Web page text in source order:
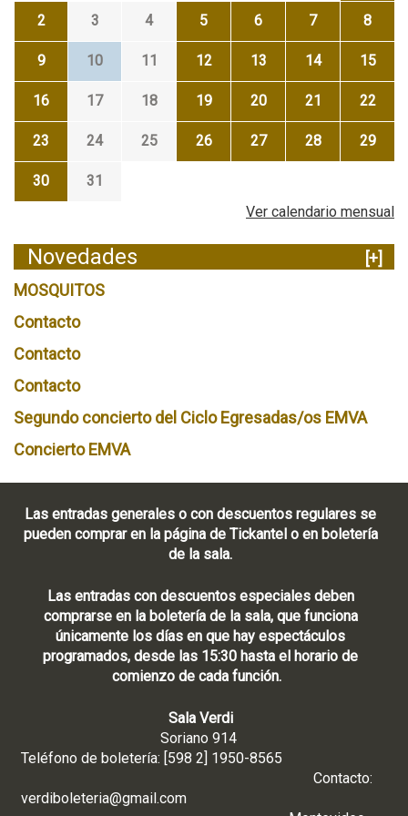
2 3 4 5 6 7 8
9 10 11 12 13 14 15
16 17 18 19 20 21 22
23 24 25 26 27 28 29
30
31
Ver calendario mensual
Novedades
[+]
MOSQUITOS
Contacto
Contacto
Contacto
Segundo concierto del Ciclo Egresadas/os EMVA
Concierto EMVA
Las entradas generales o con descuentos regulares se
pueden comprar en la página de Tickantel o en boletería
de la sala.
Las entradas con descuentos especiales deben
comprarse en la boletería de la sala, que funciona
únicamente los días en que hay espectáculos
programados, desde las 15:30 hasta el horario de
comienzo de cada función.
Sala Verdi
Soriano 914
Teléfono de boletería: [598 2] 1950-8565
Contacto:
verdiboleteria@gmail.com